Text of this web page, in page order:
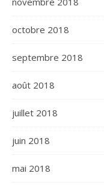
octobre 2018
septembre 2018
août 2018
juillet 2018
juin 2018
mai 2018